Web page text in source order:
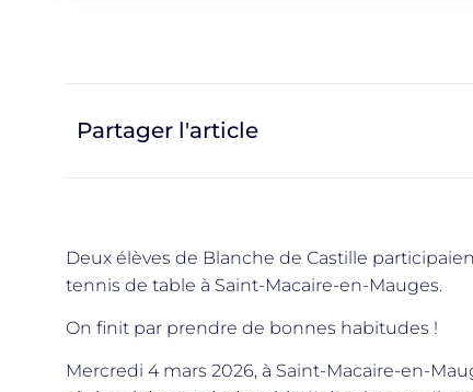
Partager l'article
Deux élèves de Blanche de Castille
tennis de table à Saint-Macaire-en-Mauges.
On finit par prendre de bonnes habitudes !
Mercredi 4 mars 2026, à Saint-Macaire-en-